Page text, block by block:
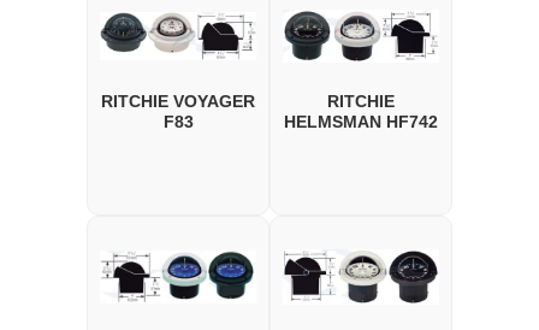
RITCHIE VOYAGER
F83
RITCHIE
HELMSMAN HF742